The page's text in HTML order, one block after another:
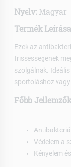
Nyelv: Magyar
Termék
Ezek az
frissességének
szolgálnak.
sportoláshoz vagy
Főbb
Védelem a
Kényelem